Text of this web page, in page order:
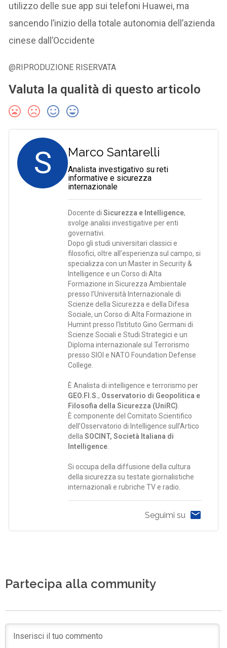
utilizzo delle sue app sui telefoni Huawei, ma
sancendo l’inizio della totale autonomia dell’azienda
cinese dall’Occidente
@RIPRODUZIONE RISERVATA
Valuta la qualità di questo articolo
S Marco Santarelli
Analista investigativo su reti
informative e sicurezza
internazionale
Docente diSicurezza e Intelligence,
svolge analisi investigative per enti
governativi.
Dopo gli studi universitari classici e
filosofici, oltre all’esperienza sul campo, si
specializza con un Master in Security &
Intelligence e un Corso di Alta
Formazione in Sicurezza Ambientale
presso l’Università Internazionale di
Scienze della Sicurezza e della Difesa
Sociale, un Corso di Alta Formazione in
Humint presso l’Istituto Gino Germani di
Scienze Sociali e Studi Strategici e un
Diploma internazionale sul Terrorismo
presso SIOI e NATO Foundation Defense
College.
È Analista di intelligence e terrorismo per
GEO.FI.S., Osservatorio di Geopolitica e
Filosofia della Sicurezza (UniRC)
È componente del Comitato Scientifico
dell’Osservatorio di Intelligence sull’Artico
dellaSOCINT, Società Italiana di
Intelligence
Si occupa della diffusione della cultura
della sicurezza su testate giornalistiche
internazionali e rubriche TV e radio.
Seguimi su
Partecipa alla community